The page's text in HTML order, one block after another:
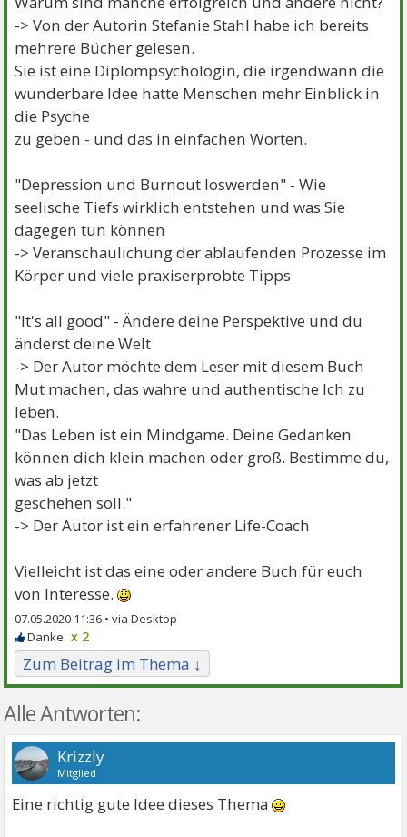
-> Von der Autorin Stefanie Stahl habe ich bereits
mehrere Bücher gelesen.
Sie ist eine Diplompsychologin, die irgendwann die
wunderbare Idee hatte Menschen mehr Einblick in
die Psyche
zu geben - und das in einfachen Worten.
"Depression und Burnout loswerden" - Wie
seelische Tiefs wirklich entstehen und was Sie
dagegen tun können
-> Veranschaulichung der ablaufenden Prozesse im
Körper und viele praxiserprobte Tipps
"It's all good" - Ändere deine Perspektive und du
änderst deine Welt
-> Der Autor möchte dem Leser mit diesem Buch
Mut machen, das wahre und authentische Ich zu
leben.
"Das Leben ist ein Mindgame. Deine Gedanken
können dich klein machen oder groß. Bestimme du,
was ab jetzt
geschehen soll."
-> Der Autor ist ein erfahrener Life-Coach
Vielleicht ist das eine oder andere Buch für euch
von Interesse.
07.05.2020 11:36 •
x 2
Zum Beitrag im Thema ↓
Alle Antworten:
Krizzly
Mitglied
Eine richtig gute Idee dieses Thema